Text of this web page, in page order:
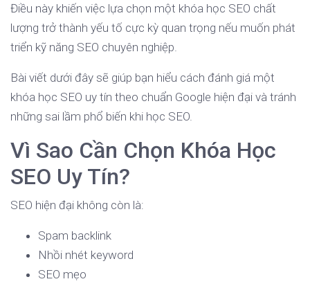
Điều này khiến việc lựa chọn một khóa học SEO chất
lượng trở thành yếu tố cực kỳ quan trọng nếu muốn phát
triển kỹ năng SEO chuyên nghiệp.
Bài viết dưới đây sẽ giúp bạn hiểu cách đánh giá một
khóa học SEO uy tín theo chuẩn Google hiện đại và tránh
những sai lầm phổ biến khi học SEO.
Vì Sao Cần Chọn Khóa Học
SEO Uy Tín?
SEO hiện đại không còn là:
Spam backlink
Nhồi nhét keyword
SEO mẹo